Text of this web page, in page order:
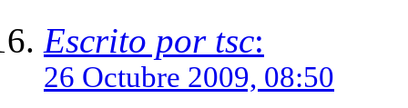
Escrito por tsc:
26 Octubre 2009, 08:50